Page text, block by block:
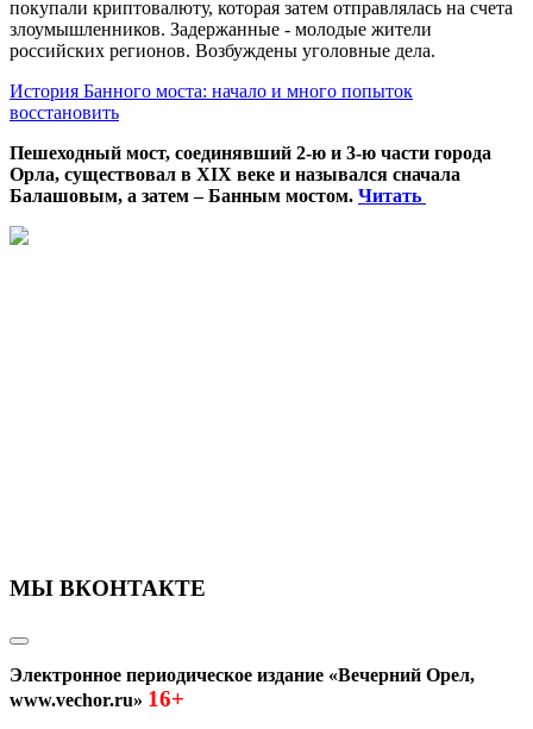
покупали криптовалюту, которая затем отправлялась на счета
злоумышленников. Задержанные - молодые жители
российских регионов. Возбуждены уголовные дела.
История Банного моста: начало и много попыток
восстановить
Пешеходный мост, соединявший 2-ю и 3-ю части города
Орла, существовал в XIX веке и назывался сначала
Балашовым, а затем – Банным мостом. Читать
МЫ ВКОНТАКТЕ
Электронное периодическое издание «Вечерний Орел,
www.vechor.ru» 16+